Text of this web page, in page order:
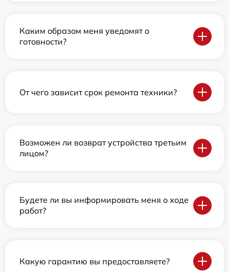
Каким образом меня уведомят о
готовности?
От чего зависит срок ремонта техники?
Возможен ли возврат устройства третьим
лицом?
Будете ли вы информировать меня о ходе
работ?
Какую гарантию вы предоставляете?